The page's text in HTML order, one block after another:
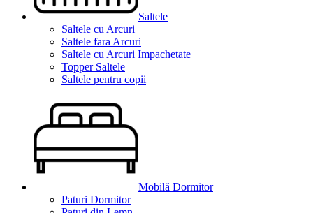
Saltele
Saltele cu Arcuri
Saltele fara Arcuri
Saltele cu Arcuri Impachetate
Topper Saltele
Saltele pentru copii
Mobilă Dormitor
Paturi Dormitor